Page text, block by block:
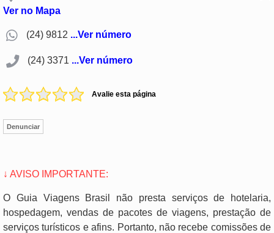
Ver no Mapa
(24) 9812 ...Ver número
(24) 3371 ...Ver número
Avalie esta página
Denunciar
↓ AVISO IMPORTANTE:
O Guia Viagens Brasil não presta serviços de hotelaria,
hospedagem, vendas de pacotes de viagens, prestação de
serviços turísticos e afins. Portanto, não recebe comissões de